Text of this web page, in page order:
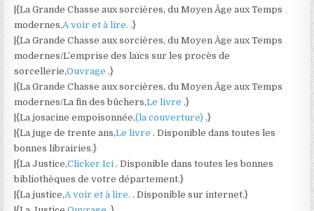
|{La Grande Chasse aux sorcières, du Moyen Âge aux Temps
modernes,A voir et à lire..}
|{La Grande Chasse aux sorcières, du Moyen Âge aux Temps
modernes/L’emprise des laïcs sur les procès de
sorcellerie,Ouvrage.}
|{La Grande Chasse aux sorcières, du Moyen Âge aux Temps
modernes/La fin des bûchers,Le livre.}
|{La josacine empoisonnée,(la couverture).}
|{La juge de trente ans,Le livre. Disponible dans toutes les
bonnes librairies.}
|{La Justice,Clicker Ici. Disponible dans toutes les bonnes
bibliothèques de votre département.}
|{La justice,A voir et à lire.. Disponible sur internet.}